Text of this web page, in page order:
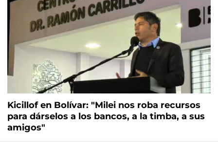
Kicillof en Bolívar: "Milei nos roba recursos
para dárselos a los bancos, a la timba, a sus
amigos"